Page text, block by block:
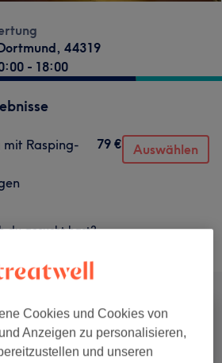
, 44319
- 18:00
mit Rasping-
79 € Auswählen
du gesucht hast?
Gesicht Körper
Cookies und Cookies von
Anzeigen zu personalisieren,
und unseren